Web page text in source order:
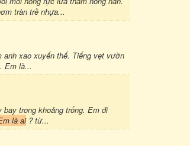
tràn trề nhựa...
anh xao xuyến thế. Tiếng vẹt vườn
Em là...
trong khoảng trống. Em đi
là ai? từ...